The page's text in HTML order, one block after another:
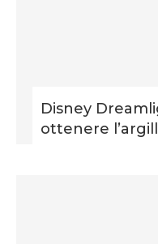
Disney
ottenere